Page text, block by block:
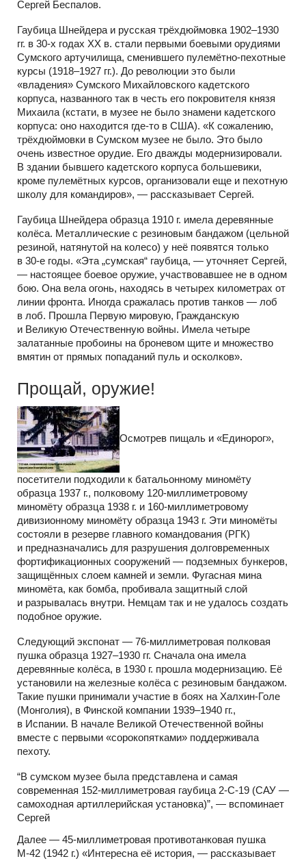
Сергей Беспалов.
Гаубица Шнейдера и русская трёхдюймовка 1902–1930
гг. в 30-х годах ХХ в. стали первыми боевыми орудиями
Сумского артучилища, сменившего пулемётно-пехотные
курсы (1918–1927 гг.). До революции это были
«владения» Сумского Михайловского кадетского
корпуса, названного так в честь его покровителя князя
Михаила (кстати, в музее не было знамени кадетского
корпуса: оно находится где-то в США). «К сожалению,
трёхдюймовки в Сумском музее не было. Это было
очень известное орудие. Его дважды модернизировали.
В здании бывшего кадетского корпуса большевики,
кроме пулемётных курсов, организовали еще и пехотную
школу для командиров», — рассказывает Сергей.
Гаубица Шнейдера образца 1910 г. имела деревянные
колёса. Металлические с резиновым бандажом (цельной
резиной, натянутой на колесо) у неё появятся только
в 30-е годы. «Эта „сумская“ гаубица, — уточняет Сергей,
— настоящее боевое оружие, участвовавшее не в одном
бою. Она вела огонь, находясь в четырех километрах от
линии фронта. Иногда сражалась против танков — лоб
в лоб. Прошла Первую мировую, Гражданскую
и Великую Отечественную войны. Имела четыре
залатанные пробоины на броневом щите и множество
вмятин от прямых попаданий пуль и осколков».
Прощай, оружие!
Осмотрев пищаль и «Единорог»,
посетители подходили к батальонному миномёту
образца 1937 г., полковому 120-миллиметровому
миномёту образца 1938 г. и 160-миллиметровому
дивизионному миномёту образца 1943 г. Эти миномёты
состояли в резерве главного командования (РГК)
и предназначались для разрушения долговременных
фортификационных сооружений — подземных бункеров,
защищённых слоем камней и земли. Фугасная мина
миномёта, как бомба, пробивала защитный слой
и разрывалась внутри. Немцам так и не удалось создать
подобное оружие.
Следующий экспонат — 76-миллиметровая полковая
пушка образца 1927–1930 гг. Сначала она имела
деревянные колёса, в 1930 г. прошла модернизацию. Её
установили на железные колёса с резиновым бандажом.
Такие пушки принимали участие в боях на Халхин-Голе
(Монголия), в Финской компании 1939–1940 гг.,
в Испании. В начале Великой Отечественной войны
вместе с первыми «сорокопятками» поддерживала
пехоту.
“В сумском музее была представлена и самая
современная 152-миллиметровая гаубица 2-С-19 (САУ —
самоходная артиллерийская установка)”, — вспоминает
Сергей
Далее — 45-миллиметровая противотанковая пушка
М-42 (1942 г.) «Интересна её история, — рассказывает